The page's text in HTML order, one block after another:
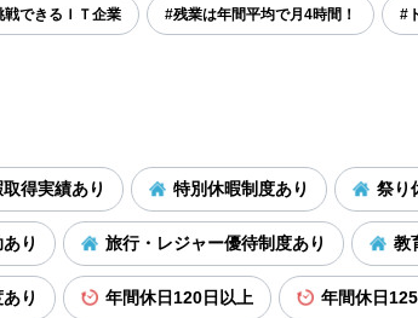
戦できるＩＴ企業 #残業は年間平均で月4時間！ #
得実績あり 特別休暇制度あり 祭り
り 旅行・レジャー優待制度あり 教
り 年間休日120日以上 年間休日